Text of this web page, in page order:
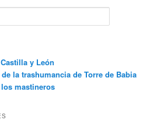
y León
la trashumancia de Torre de Babia
mastineros